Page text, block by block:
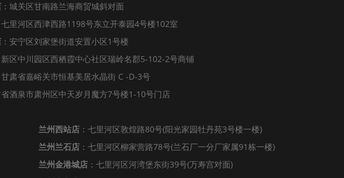
：城关区甘南路兰海商贸城斜对面
七里河区西津西路1198号东立开泰园4号楼102室
：安宁区刘家堡街道安置小区1号楼
新区中川园区西栖霞中心社区瑞岭名郡5-102-2号商铺
甘肃省嘉峪关市恒基美居水晶街 C -D-3号
省酒泉市肃州区中天岁月魔方7号楼1-10号门店
兰州西站店 ：七里河区敦煌路80号(阳光家园牡丹苑3号楼一楼)
兰州兰石店 ：七里河区柳家营路78号(兰石厂一分厂家属91栋一楼)
兰州金港城店 ：七里河区河湾堡东街39号(万寿宫对面)